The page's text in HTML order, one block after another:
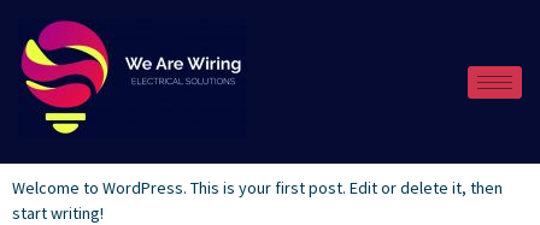
Author:admin
Hello world!
Welcome to WordPress. This is your first post. Edit or delete it, then
start writing!